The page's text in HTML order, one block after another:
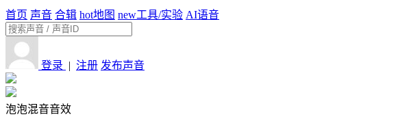
首页 声音 合辑 hot地图 new工具/实验 AI语音
登录 | 注册 发布声音
泡泡混音音效